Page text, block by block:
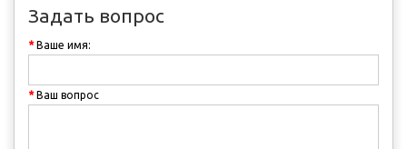
Задать вопрос
Ваше имя:
Ваш вопрос